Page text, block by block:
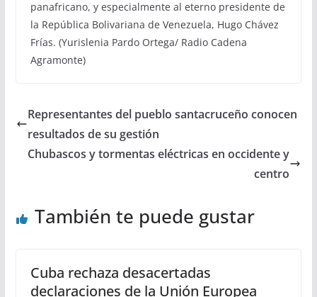
panafricano, y especialmente al eterno presidente de
la República Bolivariana de Venezuela, Hugo Chávez
Frías. (Yurislenia Pardo Ortega/ Radio Cadena
Agramonte)
Representantes del pueblo santacruceño conocen
resultados de su gestión
Chubascos y tormentas eléctricas en occidente y
centro
También te puede gustar
Cuba rechaza desacertadas
declaraciones de la Unión Europea